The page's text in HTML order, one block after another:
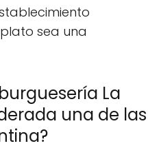
sea una
La
una de las